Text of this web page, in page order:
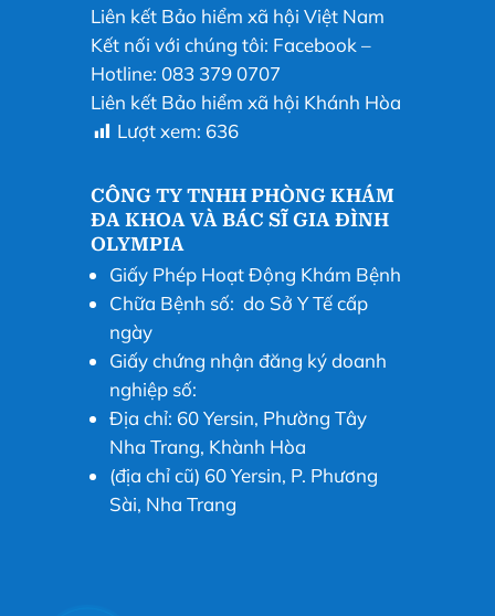
Liên kết Bảo hiểm xã hội Việt Nam
Kết nối với chúng tôi: Facebook –
Hotline: 083 379 0707
Liên kết Bảo hiểm xã hội Khánh Hòa
Lượt xem: 636
CÔNG TY TNHH PHÒNG KHÁM
ĐA KHOA VÀ BÁC SĨ GIA ĐÌNH
OLYMPIA
Giấy Phép Hoạt Động Khám Bệnh
Chữa Bệnh số: do Sở Y Tế cấp
ngày
Giấy chứng nhận đăng ký doanh
nghiệp số:
Địa chỉ: 60 Yersin, Phường Tây
Nha Trang, Khành Hòa
(địa chỉ cũ) 60 Yersin, P. Phương
Sài, Nha Trang